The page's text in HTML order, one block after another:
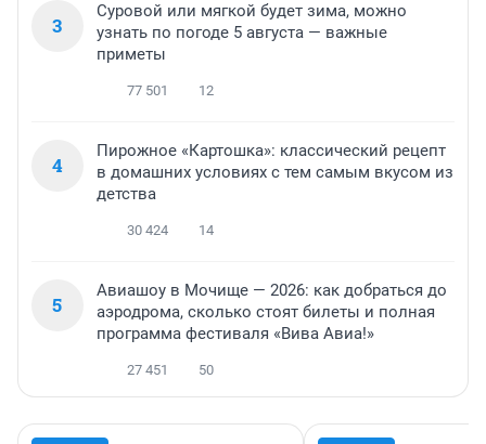
3
Суровой или мягкой будет зима, можно
узнать по погоде 5 августа — важные
приметы
77 501 12
4
Пирожное «Картошка»: классический рецепт
в домашних условиях с тем самым вкусом из
детства
30 424 14
5
Авиашоу в Мочище — 2026: как добраться до
аэродрома, сколько стоят билеты и полная
программа фестиваля «Вива Авиа!»
27 451 50